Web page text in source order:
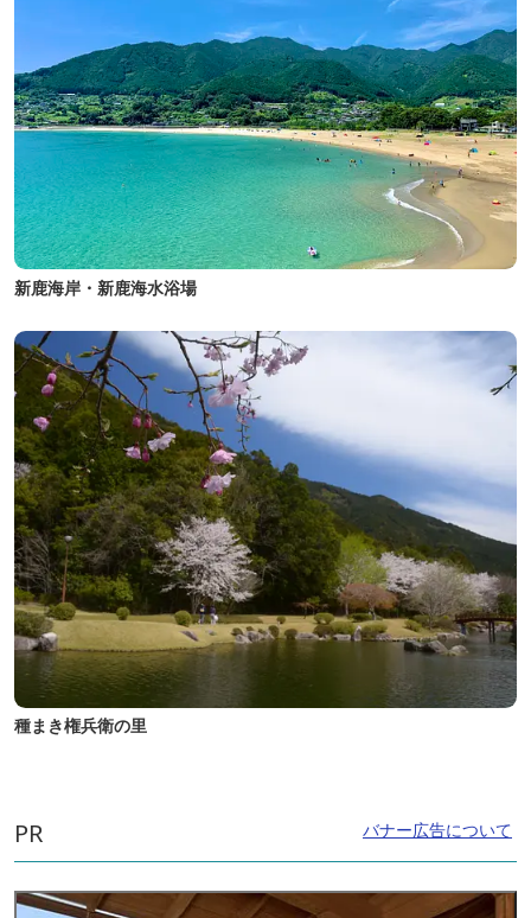
新鹿海岸・新鹿海水浴場
種まき権兵衛の里
PR バナー広告について